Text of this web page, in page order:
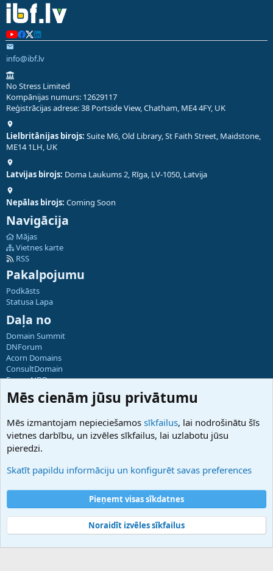
info@ibf.lv
No Stress Limited
Kompānijas numurs: 12629117
Reģistrācijas adrese: 38 Portside View, Chatham, ME4 4FY, UK
Lielbritānijas birojs: Suite M6, Old Library, St Faith Street, Maidstone,
ME14 1LH, UK
Latvijas birojs: Doma Laukums 2, Rīga, LV-1050, Latvija
Nepālas birojs: Coming Soon
Navigācija
Mājas
Vietnes karte
RSS
Pakalpojumu
Podkāsts
Statusa Lapa
Daļa no
Domain Summit
DNForum
Acorn Domains
ConsultDomain
ForumNDD
Domainforum.ro
27.be
Hostmaria
Atbalsts
Palīdzība
Noteikumi un nosacījumi
Privātuma politika
Community platform by XenForo® © 2010-2025 XenForo Ltd.
Mēs cienām jūsu privātumu
Mēs izmantojam nepieciešamos sīkfailus, lai nodrošinātu šīs
vietnes darbību, un izvēles sīkfailus, lai uzlabotu jūsu
pieredzi.
Skatīt papildu informāciju un konfigurēt savas preferences
Pieņemt visas sīkdatnes
Noraidīt izvēles sīkfailus